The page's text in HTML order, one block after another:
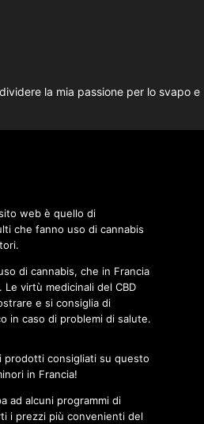
la mia passione per lo svapo e
web è quello di
che fanno uso di cannabis
di cannabis, che in Francia
virtù medicinali del CBD
e si consiglia di
in caso di problemi di salute.
prodotti consigliati su questo
in Francia!
ad alcuni programmi di
i prezzi più convenienti del